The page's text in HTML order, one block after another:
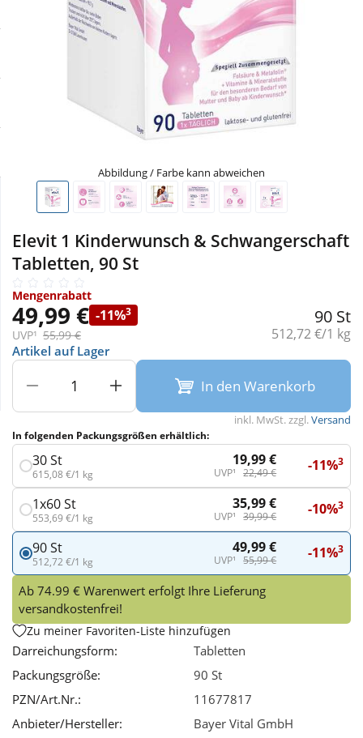
Körperpflege & Kosmetik
Mutter & Kind
Natur & Homöopathie
Sanitätshaus
Sport & Fitness
Tierbedarf
Physiogel
Abbildung / Farbe kann abweichen
Elevit 1 Kinderwunsch & Schwangerschaft
Tabletten, 90 St
Mengenrabatt
49,99 € -11%3
UVP¹ 55,99 €
90 St
Grundpreis:
512,72 €/1 kg
Artikel auf Lager
In den Warenkorb
inkl. MwSt. zzgl.Versand
In folgenden Packungsgrößen erhältlich:
30 St
615,08 €/1 kg
19,99 €
UVP¹ 22,49 € -11%3
1x60 St
553,69 €/1 kg
35,99 €
UVP¹ 39,99 € -10%3
90 St
512,72 €/1 kg
49,99 €
UVP¹ 55,99 € -11%3
Ab 74.99 € Warenwert erfolgt Ihre Lieferung
versandkostenfrei!
Zu meiner Favoriten-Liste hinzufügen
Darreichungsform:
Tabletten
Packungsgröße:
90 St
PZN/Art.Nr.:
11677817
Anbieter/Hersteller:
Bayer Vital GmbH